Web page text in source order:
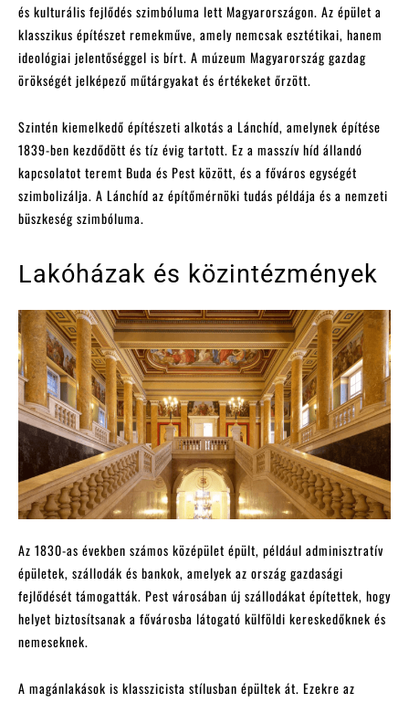
és kulturális fejlődés szimbóluma lett Magyarországon. Az épület a
klasszikus építészet remekműve, amely nemcsak esztétikai, hanem
ideológiai jelentőséggel is bírt. A múzeum Magyarország gazdag
örökségét jelképező műtárgyakat és értékeket őrzött.
Szintén kiemelkedő építészeti alkotás a Lánchíd, amelynek építése
1839-ben kezdődött és tíz évig tartott. Ez a masszív híd állandó
kapcsolatot teremt Buda és Pest között, és a főváros egységét
szimbolizálja. A Lánchíd az építőmérnöki tudás példája és a nemzeti
büszkeség szimbóluma.
Lakóházak és közintézmények
Az 1830-as években számos középület épült, például adminisztratív
épületek, szállodák és bankok, amelyek az ország gazdasági
fejlődését támogatták. Pest városában új szállodákat építettek, hogy
helyet biztosítsanak a fővárosba látogató külföldi kereskedőknek és
nemeseknek.
A magánlakások is klasszicista stílusban épültek át. Ezekre az